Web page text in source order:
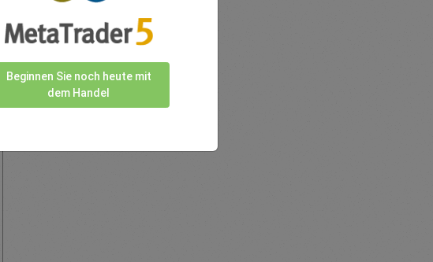
Beginnen Sie noch heute mit
dem Handel